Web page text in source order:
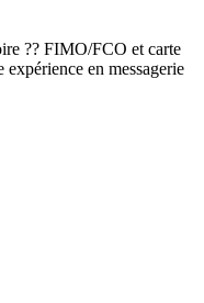
?? FIMO/FCO et carte
en messagerie